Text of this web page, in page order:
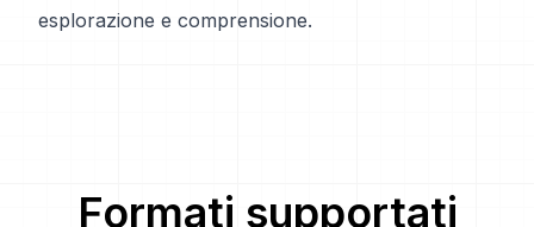
esplorazione e comprensione.
Formati supportati